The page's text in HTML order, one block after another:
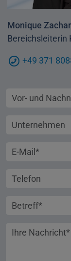
Monique
Bereichsleiterin
+49 371
Vorname und
Unternehmen
E-Mail-Adresse
Telefonnummer
Betreff
Ihre Nachricht